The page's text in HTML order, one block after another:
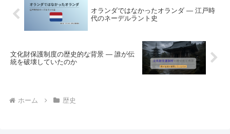
オランダではなかったオランダ ― 江戸時
代のネーデルラント史
文化財保護制度の歴史的な背景 ― 誰が伝
統を破壊していたのか
ホーム 歴史